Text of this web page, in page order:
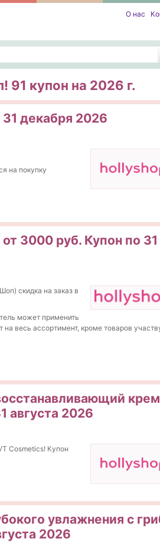
О нас
купон на 2026 г.
декабря 2026
на покупку
3000 руб. Купон по 31
скидка на заказ в
может применить
на весь ассортимент, кроме товаров
августа 2026
Cosmetics! Купон
увлажнения с
2026